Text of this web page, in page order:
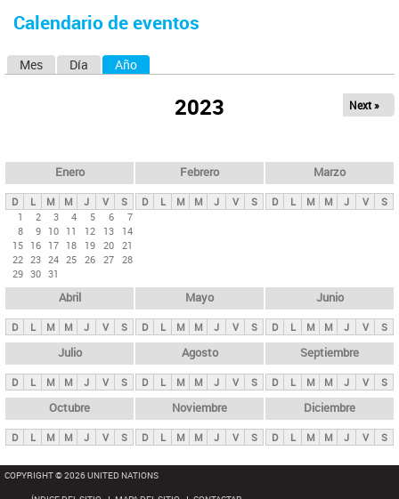
d
usted
Calendario de eventos
s
p
n
i
p
a
l
s
Mes Día Año
2023 Next »
Enero
D L M M J V
S
1
2 3 4 5 6
7
8
9 10 11 12 13
14
15 16 17 18 19 20 21
22 23 24 25 26 27 28
29 30 31
Febrero
D L M M J V S
Marzo
D L M M J V S
Abril
D L M M J V S
Mayo
D L M M J V S
Junio
D L M M J V S
Julio
D L M M J V S
Agosto
D L M M J V S
Septiembre
D L M M J V S
Octubre
D L M M J V S
Noviembre
D L M M J V S
Diciembre
D L M M J V S
COPYRIGHT © 2026 UNITED NATIONS